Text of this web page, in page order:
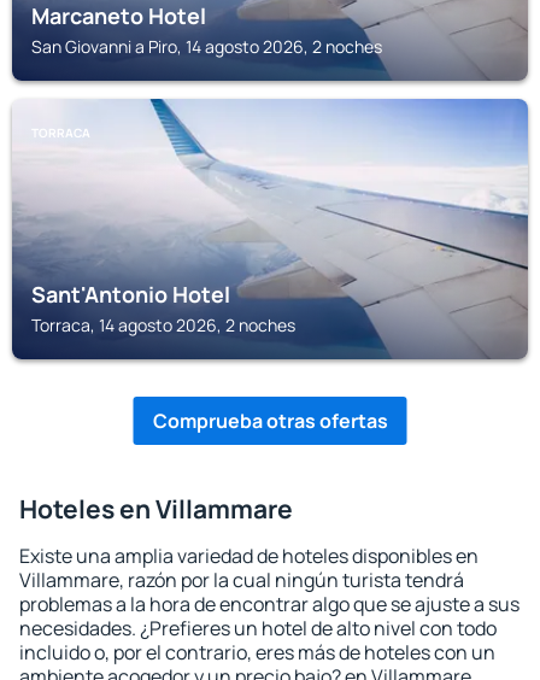
Marcaneto Hotel
San Giovanni a Piro, 14 agosto 2026, 2 noches
TORRACA
Sant'Antonio Hotel
Torraca, 14 agosto 2026, 2 noches
Comprueba otras ofertas
Hoteles en Villammare
Existe una amplia variedad de hoteles disponibles en
Villammare, razón por la cual ningún turista tendrá
problemas a la hora de encontrar algo que se ajuste a sus
necesidades. ¿Prefieres un hotel de alto nivel con todo
incluido o, por el contrario, eres más de hoteles con un